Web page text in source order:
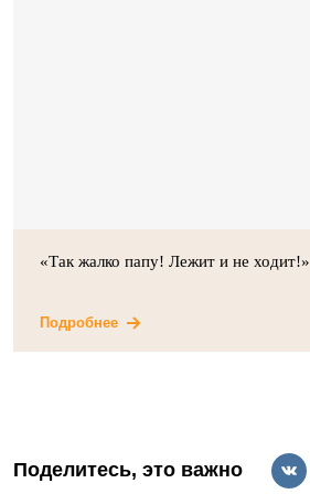
«Так жалко папу! Лежит и не ходит!»
Подробнее
Поделитесь, это важно